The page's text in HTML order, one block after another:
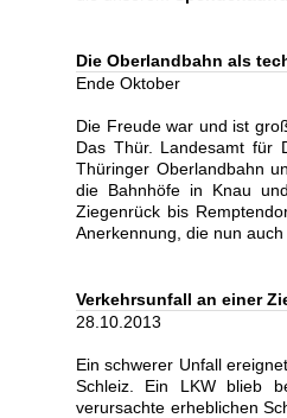
Die Oberlandbahn als
Ende Oktober
Die Freude war und ist
Das Thür. Landesamt für
Thüringer Oberlandbahn
die Bahnhöfe in Knau
Ziegenrück bis
Anerkennung, die nun
Verkehrsunfall an einer
28.10.2013
Ein schwerer Unfall
Schleiz. Ein LKW blieb
verursachte erheblichen